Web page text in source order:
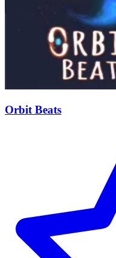
Orbit Beats